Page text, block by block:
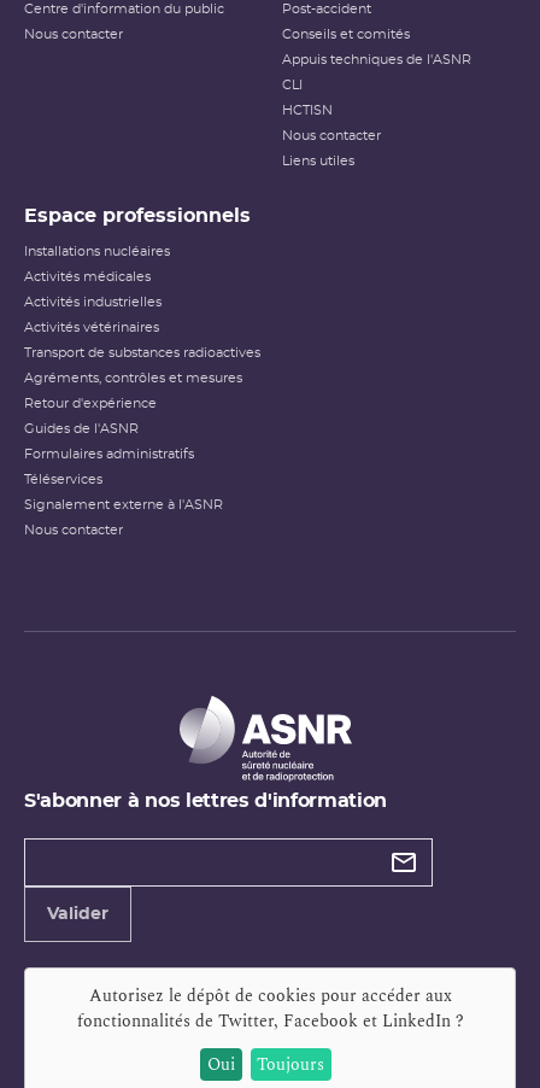
Centre d'information du public
Nous contacter
Post-accident
Conseils et comités
Appuis techniques de l'ASNR
CLI
HCTISN
Nous contacter
Liens utiles
Espace professionnels
Installations nucléaires
Activités médicales
Activités industrielles
Activités vétérinaires
Transport de substances radioactives
Agréments, contrôles et mesures
Retour d'expérience
Guides de l'ASNR
Formulaires administratifs
Téléservices
Signalement externe à l'ASNR
Nous contacter
S'abonner à nos lettres d'information
Types de
Valider
Autorisez le dépôt de cookies pour accéder aux
fonctionnalités de Twitter, Facebook et LinkedIn?
Oui
Toujours